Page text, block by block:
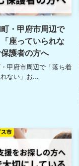
・甲府市周辺で
「座っていられな
護者の方へ
甲府市周辺で「落ち着
ない」お...